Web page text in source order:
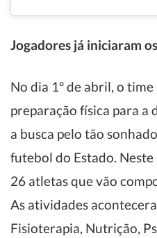
Jogadores já iniciaram
No dia 1º de abril, o
preparação física para
a busca pelo tão
futebol do Estado.
26 atletas que vão
As atividades
Fisioterapia, Nutrição,